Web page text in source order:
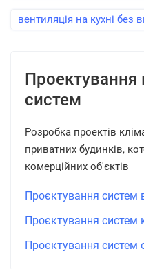
вентиляція на кухні без
Проектування
систем
Розробка проектів
приватних будинків,
комерційних об'єктів
Проєктування систем
Проєктування систем
Проєктування систем